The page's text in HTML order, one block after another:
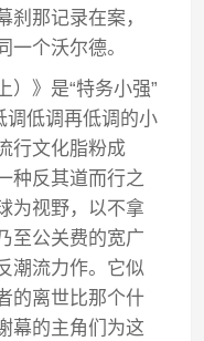
刹那记录在案，
一个沃尔德。
）》是“特务小强”
调低调再低调的小
行文化脂粉成
种反其道而行之
为视野，以不拿
至公关费的宽广
潮流力作。它似
的离世比那个什
幕的主角们为这